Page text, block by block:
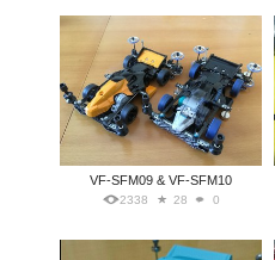
VF-SFM09 & VF-SFM10
2338 28 0